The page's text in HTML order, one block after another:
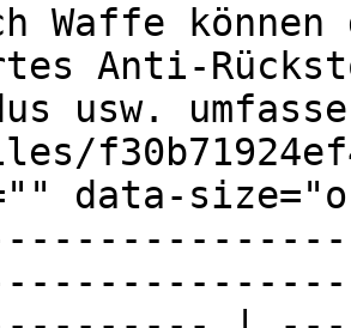
Waffe
Anti-
usw.
data-